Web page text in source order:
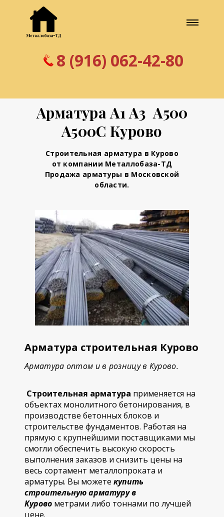
8 (916) 062-42-80
Арматура А1 А3 А500
А500С Курово
Строительная арматура в Курово
от компании Металлобаза-ТД
Продажа арматуры в Московской
области.
Арматура строительная Курово
Арматура оптом и в розницу в Курово.
Строительная арматура применяется на
объектах монолитного бетонирования, в
производстве бетонных блоков и
строительстве фундаментов. Работая на
прямую с крупнейшими поставщиками мы
смогли обеспечить высокую скорость
выполнения заказов и снизить цены на
весь сортамент металлопроката и
арматуры. Вы можете купить
строительнуюарматуру в
Курово метрами либо тоннами по лучшей
цене.